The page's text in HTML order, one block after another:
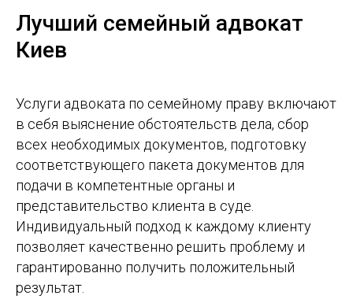
Лучший семейный адвокат
Киев
Услуги адвоката по семейному праву включают
в себя выяснение обстоятельств дела, сбор
всех необходимых документов, подготовку
соответствующего пакета документов для
подачи в компетентные органы и
представительство клиента в суде.
Индивидуальный подход к каждому клиенту
позволяет качественно решить проблему и
гарантированно получить положительный
результат.